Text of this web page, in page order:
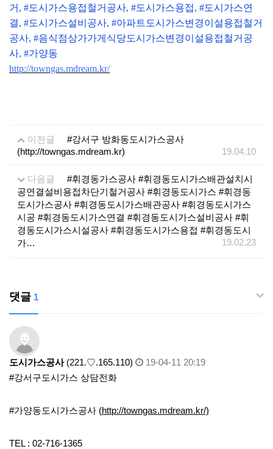
거 , #도시가스용접철거공사, #도시가스용접, #도시가스연
결, #도시가스설비공사, #아파트도시가스변경이설용접철거
공사, #음식점상가가게식당도시가스변경이설용접철거공
사, #가양동
http://towngas.mdream.kr/
이전글
#강서구 방화동도시가스공사
(http://towngas.mdream.kr)
19.04.10
다음글
#휘경동가스공사 #휘경동도시가스배관설치시
공연결설비용접차단기철거공사 #휘경동도시가스 #휘경동
도시가스공사 #휘경동도시가스배관공사 #휘경동도시가스
시공 #휘경동도시가스연결 #휘경동도시가스설비공사 #휘
경동도시가스시설공사 #휘경동도시가스용접 #휘경동도시
가…
19.02.23
댓글 1
도시가스공사 (221.♡.165.110)
19-04-11 20:19
#강서구도시가스 상담전화
#가양동도시가스공사 (http://towngas.mdream.kr/)
TEL : 02-716-1365